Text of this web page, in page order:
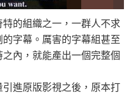
特的組織之一，一群人不求
字幕。厲害的字幕組甚至
內，就能產出一個完整個
進原版影視之後，原本打